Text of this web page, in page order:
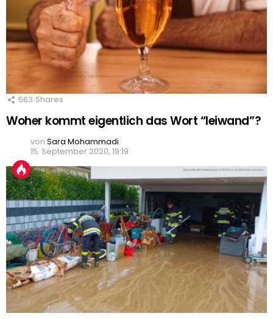
563 Shares
Woher kommt eigentlich das Wort “leiwand”?
von Sara Mohammadi
15. September 2020, 19:19